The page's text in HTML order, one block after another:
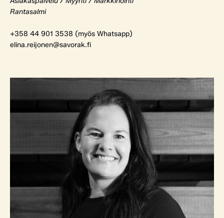
Rantasalmi
+358 44 901 3538 (myös Whatsapp)
elina.reijonen@savorak.fi